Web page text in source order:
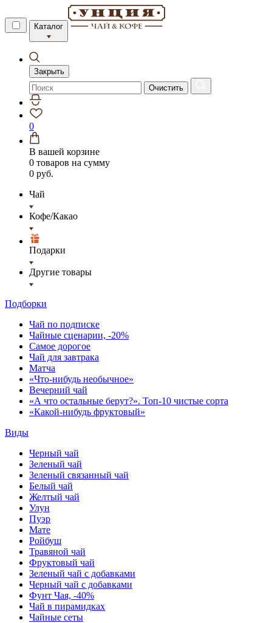
Каталог
Закрыть
Очистить
0
В вашей корзине
0 товаров на сумму
0 руб.
Чай
Кофе/Какао
Подарки
Другие товары
Подборки
Чай по подписке
Чайные сценарии, -20%
Самое дорогое
Чай для завтрака
Матча
«Что-нибудь необычное»
Вечерний чай
«А что остальные берут?». Топ-10 чистые сорта
«Какой-нибудь фруктовый»
Виды
Черный чай
Зеленый чай
Зеленый связанный чай
Белый чай
Желтый чай
Улун
Пуэр
Мате
Ройбуш
Травяной чай
Фруктовый чай
Зеленый чай с добавками
Черный чай с добавками
Фунт Чая, -40%
Чай в пирамидках
Чайные сеты